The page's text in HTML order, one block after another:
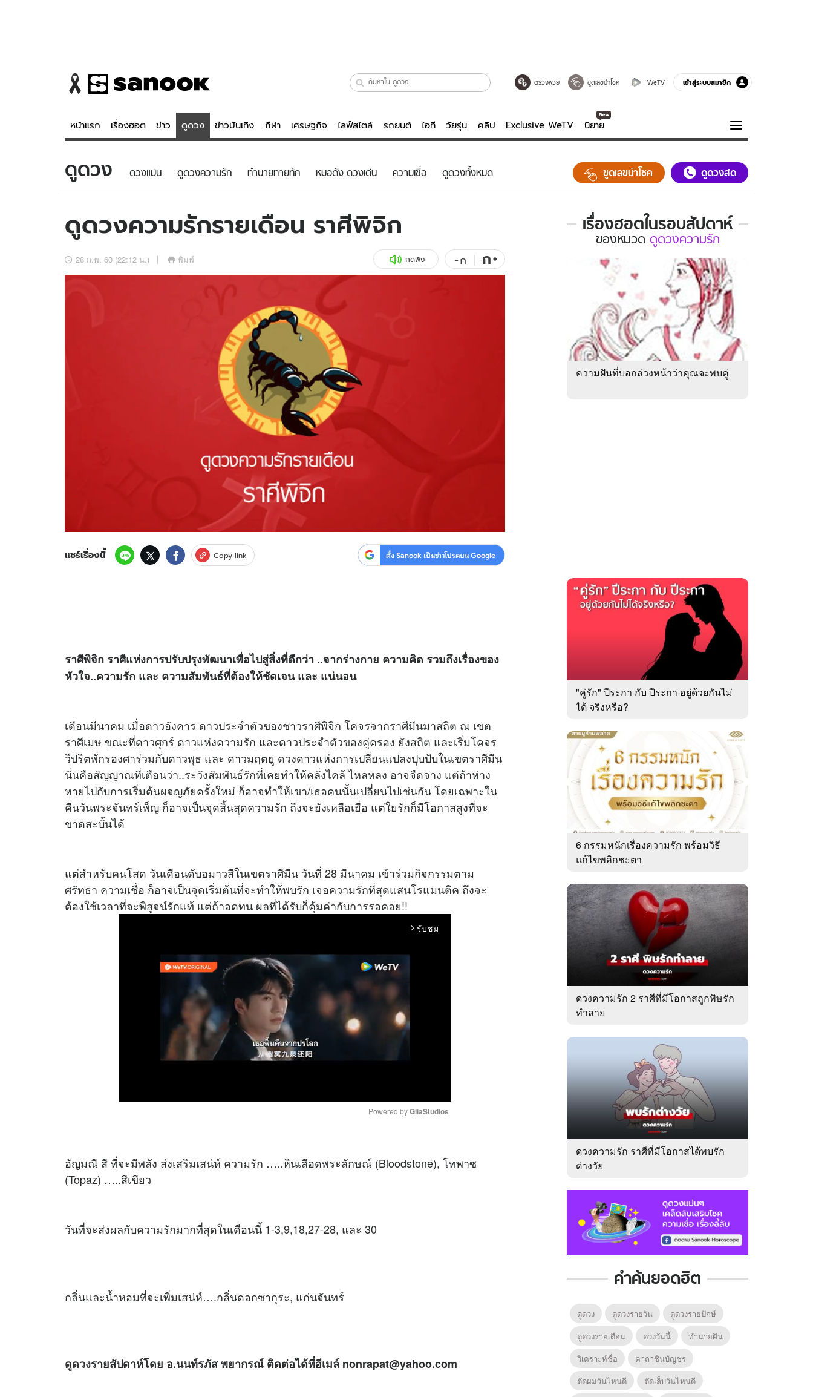
ตรวจหวย ขูดเลขนำโชค WeTV เข้าสู่ระบบสมาชิก
หน้าแรก เรื่องฮอต ข่าว ดูดวง ข่าวบันเทิง กีฬา เศรษฐกิจ ไลฟ์สไตล์ รถยนต์ ไอที วัยรุ่น คลิป Exclusive WeTV นิยาย
ข่าว
ข่าวบันเทิง
ดูดวง - ตรวจหวย
สถิติหวยไทย
ไลฟ์สไตล์
วัยรุ่น
รถยนต์
คลิป
พอดแคสต์
ความรู้รอบตัว
ฮาวทู
ติดตามสนุกโซเชียลได้ที่
ดูดวง ดวงแม่น ดูดวงความรัก ทํานายทายทัก หมอดัง ดวงเด่น ความเชื่อ ดูดวงทั้งหมด ขูดเลขนำโชค ดูดวงสด
ดูดวงความรักรายเดือน ราศีพิจิก
28 ก.พ. 60 (22:12 น.) พิมพ์ กดฟัง -ก ก+
แชร์เรื่องนี้ Copy link ตั้ง Sanook เป็นข่าวโปรดบน Google
ราศีพิจิก ราศีแห่งการปรับปรุงพัฒนาเพื่อไปสู่สิ่งที่ดีกว่า ..จากร่างกาย ความคิด รวมถึงเรื่องของ
หัวใจ..ความรัก และ ความสัมพันธ์ที่ต้องให้ชัดเจน และ แน่นอน
เดือนมีนาคม เมื่อดาวอังคาร ดาวประจำตัวของชาวราศีพิจิก โคจรจากราศีมีนมาสถิต ณ เขต
ราศีเมษ ขณะที่ดาวศุกร์ ดาวแห่งความรัก และดาวประจำตัวของคู่ครอง ยังสถิต และเริ่มโคจร
วิปริตพักรองศาร่วมกับดาวพุธ และ ดาวมฤตยู ดวงดาวแห่งการเปลี่ยนแปลงปุบปับในเขตราศีมีน
นั่นคือสัญญาณที่เตือนว่า..ระวังสัมพันธ์รักที่เคยทำให้คลั่งไคล้ ไหลหลง อาจจืดจาง แต่ถ้าห่าง
หายไปกับการเริ่มต้นผจญภัยครั้งใหม่ ก็อาจทำให้เขา/เธอคนนั้นเปลี่ยนไปเช่นกัน โดยเฉพาะใน
คืนวันพระจันทร์เพ็ญ ก็อาจเป็นจุดสิ้นสุดความรัก ถึงจะยังเหลือเยื่อ แต่ใยรักก็มีโอกาสสูงที่จะ
ขาดสะบั้นได้
แต่สำหรับคนโสด วันเดือนดับอมาวสีในเขตราศีมีน วันที่ 28 มีนาคม เข้าร่วมกิจกรรมตาม
ศรัทธา ความเชื่อ ก็อาจเป็นจุดเริ่มต้นที่จะทำให้พบรัก เจอความรักที่สุดแสนโรแมนติค ถึงจะ
ต้องใช้เวลาที่จะพิสูจน์รักแท้ แต่ถ้าอดทน ผลที่ได้รับก็คุ้มค่ากับการรอคอย!!
arrow_forward_ios รับชม
u
Powered by GliaStudios
อัญมณี สี ที่จะมีพลัง ส่งเสริมเสน่ห์ ความรัก …..หินเลือดพระลักษณ์ (Bloodstone), โทพาซ
(Topaz) …..สีเขียว
วันที่จะส่งผลกับความรักมากที่สุดในเดือนนี้ 1-3,9,18,27-28, และ 30
กลิ่นและน้ำหอมที่จะเพิ่มเสน่ห์….กลิ่นดอกซากุระ, แก่นจันทร์
ดูดวงรายสัปดาห์โดย อ.นนท์รภัส พยากรณ์ ติดต่อได้ที่อีเมล์ nonrapat@yahoo.com
เรื่องฮอตในรอบสัปดาห์
เรื่อง
ความ
รัก
ของหมวด ดูดวงความรัก
ความฝันที่บอกล่วงหน้าว่าคุณจะพบคู่
"คู่รัก" ปีระกา กับ ปีระกา อยู่ด้วยกันไม่
ได้ จริงหรือ?
6 กรรมหนักเรื่องความรัก พร้อมวิธี
แก้ไขพลิกชะตา
ดวงความรัก 2 ราศีที่มีโอกาสถูกพิษรัก
ทำลาย
ดวงความรัก ราศีที่มีโอกาสได้พบรัก
ต่างวัย
คำค้นยอดฮิต
ดูดวง ดูดวงรายวัน
ดูดวงรายปักษ์
ดูดวงรายเดือน
ดวงวันนี้
ทํานายฝัน
วิเคราะห์ชื่อ
คาถาชินบัญชร
ตัดผมวันไหนดี
ตัดเล็บวันไหนดี